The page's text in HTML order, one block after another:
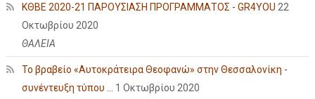
ΚΘΒΕ 2020-21 ΠΑΡΟΥΣΙΑΣΗ ΠΡΟΓΡΑΜΜΑΤΟΣ - GR4YOU 22
Οκτωβρίου 2020
ΘΑΛΕΙΑ
Το βραβείο «Αυτοκράτειρα Θεοφανώ» στην Θεσσαλονίκη -
συνέντευξη τύπου ...
1 Οκτωβρίου 2020